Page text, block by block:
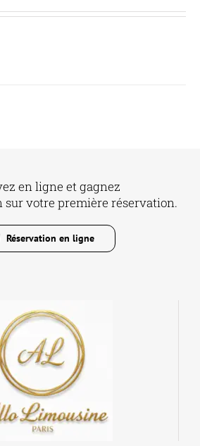
en ligne et gagnez
sur votre première réservation.
Réservation en ligne